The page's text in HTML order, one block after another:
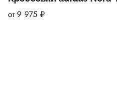
от 9 975 ₽